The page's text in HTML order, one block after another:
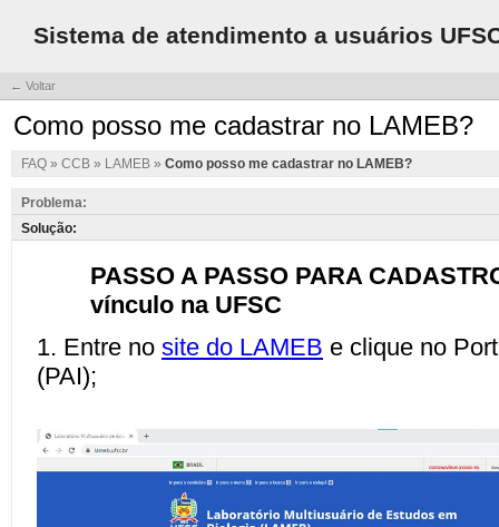
Sistema de atendimento a usuários
← Voltar
Como posso me cadastrar no LAMEB?
FAQ » CCB » LAMEB » Como posso me cadastrar no LAMEB?
Problema:
Solução: